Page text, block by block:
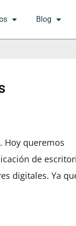
Blog
Hoy queremos
de
digitales. Ya